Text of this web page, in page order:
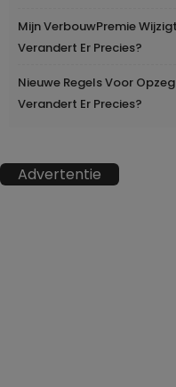
Mijn VerbouwPremie
Verandert Er Precies?
Nieuwe Regels Voor
Verandert Er Precies?
Advertentie